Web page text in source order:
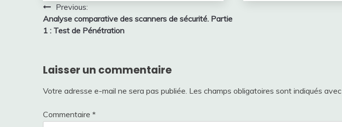
Navigation
de
Previous:
Analyse comparative des scanners de sécurité. Partie
1 : Test de Pénétration
Laisser un commentaire
Votre adresse e-mail ne sera pas publiée. Les champs obligatoires sont indiqués avec
Commentaire *